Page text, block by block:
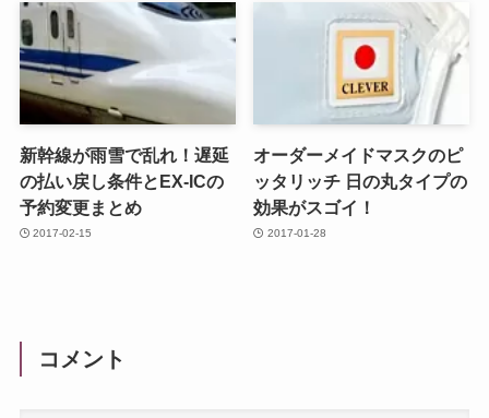
新幹線が雨雪で乱れ！遅延
の払い戻し条件とEX-ICの
予約変更まとめ
2017-02-15
オーダーメイドマスクのピ
ッタリッチ 日の丸タイプの
効果がスゴイ！
2017-01-28
コメント